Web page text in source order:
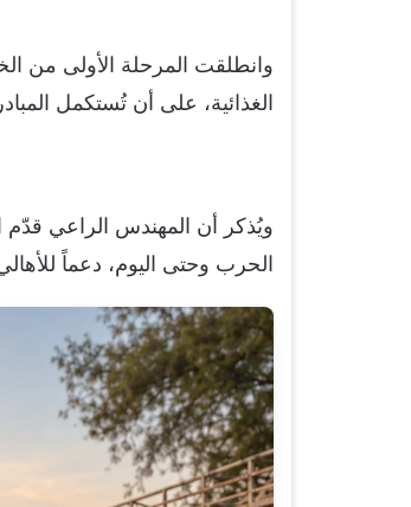
الغذائية، على أن تُستكمل
ويُذكر أن المهندس الراعي قدّم
الحرب وحتى اليوم، دعماً